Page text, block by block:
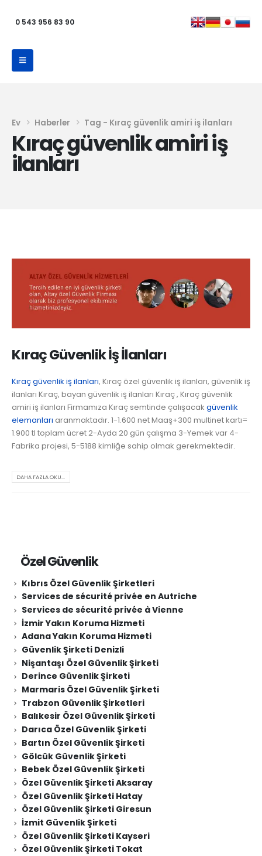
0 543 956 83 90
Ev Haberler Tag - Kıraç güvenlik amiri iş ilanları
Kıraç güvenlik amiri iş
ilanları
Kıraç Güvenlik İş İlanları
Kıraç güvenlik iş ilanları, Kıraç özel güvenlik iş ilanları, güvenlik iş
ilanları Kıraç, bayan güvenlik iş ilanları Kıraç , Kıraç güvenlik
amiri iş ilanları Firmamıza Kıraç semtinde çalışacak güvenlik
elemanları aranmaktadır. 1-1.600 net Maaş+300 multinet kartı=
1.900 tl toplam ücret 2-Ayda 20 gün çalışma 3-Yemek var 4-
Fabrika projesi, 5-5188 kimliğe sahip olmak gerekmektedir.
DAHA FAZLA OKU...
Özel Güvenlik
Kıbrıs Özel Güvenlik Şirketleri
Services de sécurité privée en Autriche
Services de sécurité privée à Vienne
İzmir Yakın Koruma Hizmeti
Adana Yakın Koruma Hizmeti
Güvenlik Şirketi Denizli
Nişantaşı Özel Güvenlik Şirketi
Derince Güvenlik Şirketi
Marmaris Özel Güvenlik Şirketi
Trabzon Güvenlik Şirketleri
Balıkesir Özel Güvenlik Şirketi
Darıca Özel Güvenlik Şirketi
Bartın Özel Güvenlik Şirketi
Gölcük Güvenlik Şirketi
Bebek Özel Güvenlik Şirketi
Özel Güvenlik Şirketi Aksaray
Özel Güvenlik Şirketi Hatay
Özel Güvenlik Şirketi Giresun
İzmit Güvenlik Şirketi
Özel Güvenlik Şirketi Kayseri
Özel Güvenlik Şirketi Tokat